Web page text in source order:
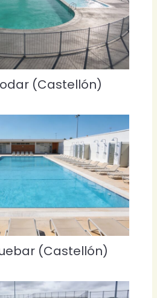
(Castellón)
(Castellón)